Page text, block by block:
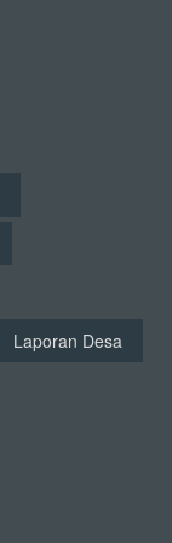
Laporan Desa